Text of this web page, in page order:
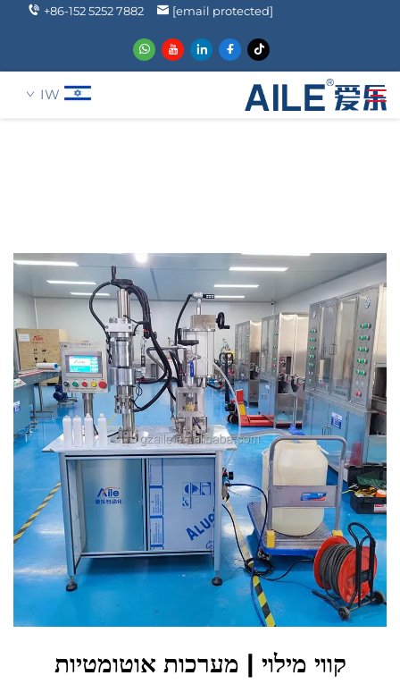
+86-152 5252 7882 [email protected]
IW
הֲלָכוֹת
חֲדָשִים
שאלה נפוצה
לְהִתְחַבֵּר אֵלֵינוּ
קווי מילוי | מערכות אוטומטיות